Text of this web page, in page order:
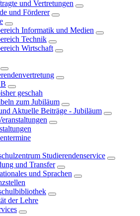
und Vertretungen
und Förderer
Informatik und Medien
Technik
Wirtschaft
geschah
zum Jubiläum
Aktuelle Beiträge - Jubiläum
Studierendenservice
und Transfer
und Sprachen
der Lehre